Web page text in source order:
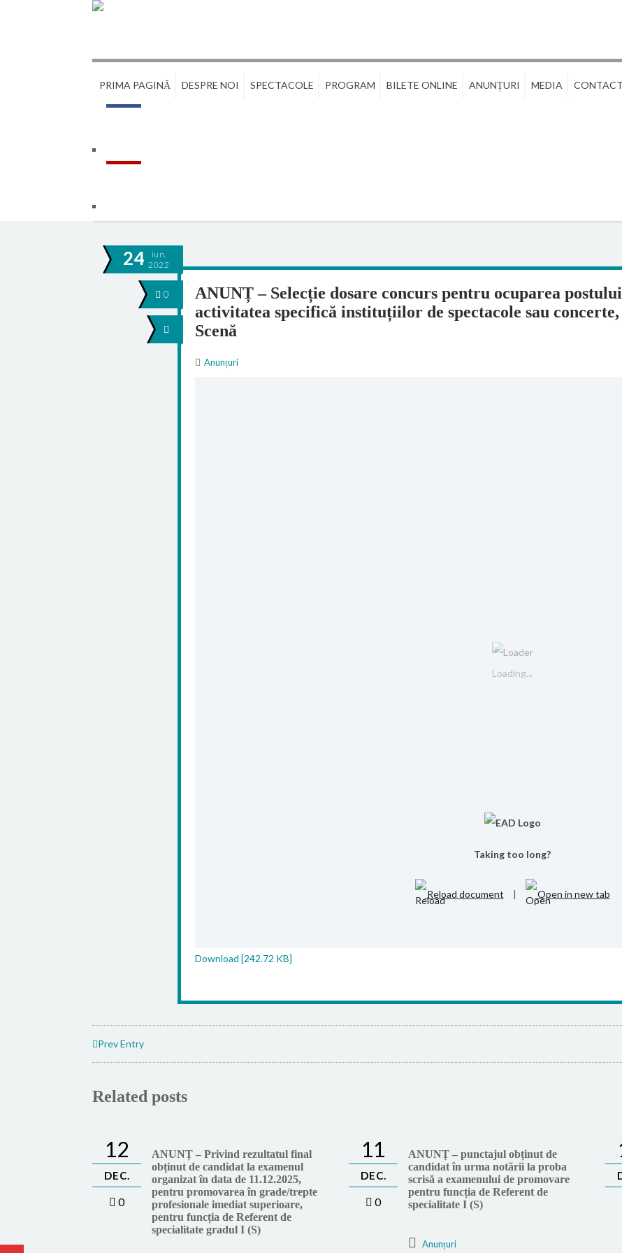
PRIMA PAGINĂ DESPRE NOI SPECTACOLE PROGRAM BILETE ONLINE ANUNȚURI MEDIA CONTACT
24
iun.
2022
0
ANUNȚ – Selecție dosare concurs pentru ocuparea
activitatea specifică instituțiilor de spectacole sau
Scenă
Anunțuri
Loading...
Taking too long?
Reload document | Open in new tab
Download [242.72 KB]
Prev Entry
Related posts
12
DEC.
0
ANUNȚ – Privind rezultatul final
obținut de candidat la examenul
organizat în data de 11.12.2025,
pentru promovarea în grade/trepte
profesionale imediat superioare,
pentru funcția de Referent de
specialitate gradul I (S)
11
DEC.
0
ANUNȚ – punctajul obținut de
candidat în urma notării la proba
scrisă a examenului de promovare
pentru funcția de Referent de
specialitate I (S)
Anunțuri